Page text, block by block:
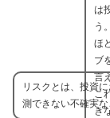
は
う
ほ
ブ
言
こ
き
リスクとは、投資
測できない不確実な